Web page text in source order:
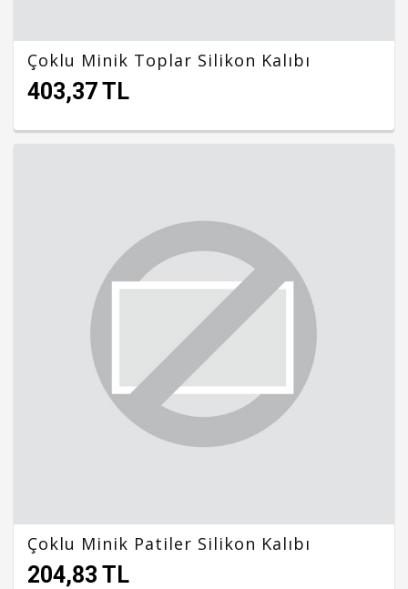
Çoklu Minik Toplar Silikon Kalıbı
403,37 TL
Çoklu Minik Patiler Silikon Kalıbı
204,83 TL